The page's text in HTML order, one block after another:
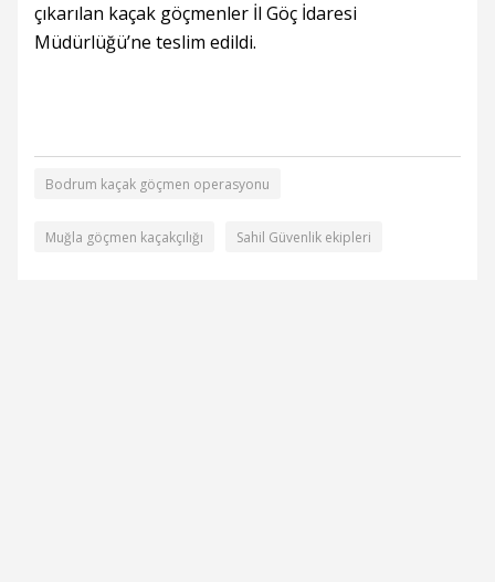
çıkarılan kaçak göçmenler İl Göç İdaresi
Müdürlüğü’ne teslim edildi.
Bodrum kaçak göçmen operasyonu
Muğla göçmen kaçakçılığı Sahil Güvenlik ekipleri